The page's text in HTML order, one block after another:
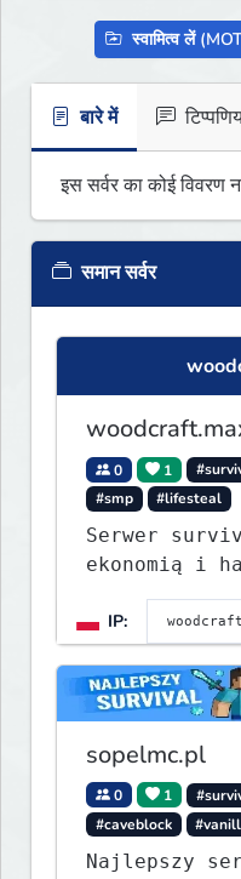
स्वामित्व लें
बारे में
इस सर्वर का कोई विवरण
समान सर्वर
0 1
#smp
#lifesteal
Serwer
ekonomią i
1.8 - 26.1.1.
IP:
sopelmc.pl
0 1
#caveblock
Najlepszy